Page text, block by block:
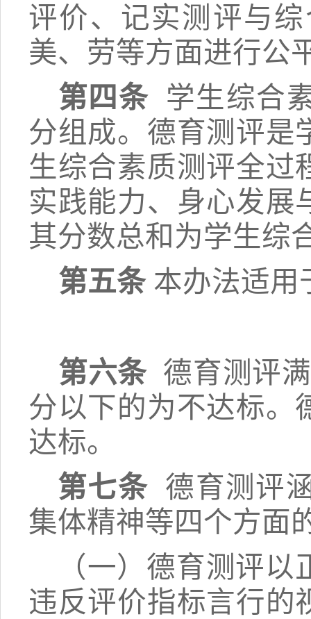
评价、记实测评与
美、劳等方面进行公
第四条 学生综合
分组成。德育测评是
生综合素质测评全过
实践能力、身心发展
其分数总和为学生综
第五条 本办法适用
第六条 德育测评
分以下的为不达标。
达标。
第七条 德育测评
集体精神等四个方面
（一）德育测评
违反评价指标言行的